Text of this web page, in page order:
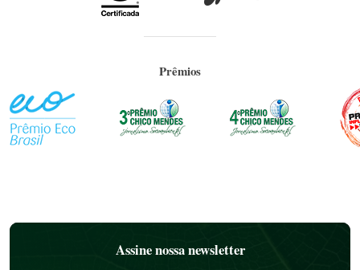
Prêmios
Assine nossa newsletter